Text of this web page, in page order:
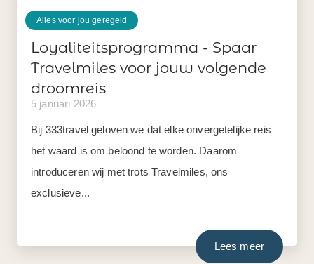
Alles voor jou geregeld
Loyaliteitsprogramma - Spaar
Travelmiles voor jouw volgende
droomreis
5 januari 2026
Bij 333travel geloven we dat elke onvergetelijke reis
het waard is om beloond te worden. Daarom
introduceren wij met trots Travelmiles, ons
exclusieve...
Lees meer